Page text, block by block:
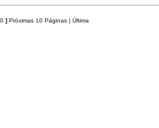
] Próximas 10 Páginas | Última